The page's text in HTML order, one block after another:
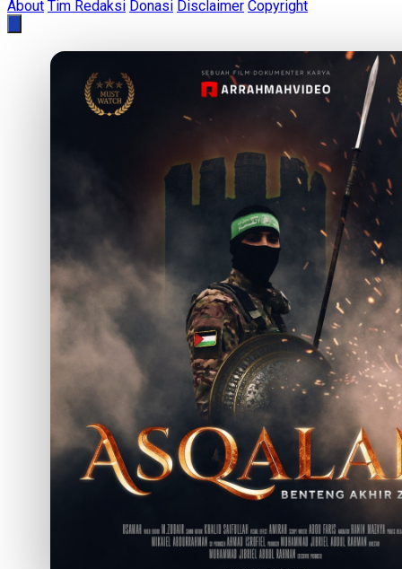
About Tim Redaksi Donasi Disclaimer Copyright